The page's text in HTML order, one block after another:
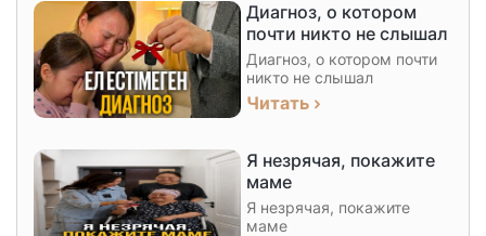
Диагноз, о котором
почти никто не слышал
Диагноз, о котором почти
никто не слышал
Читать
Я незрячая, покажите
маме
Я незрячая, покажите
маме